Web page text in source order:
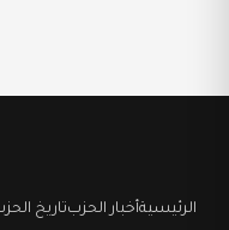
الرئيسيةأخبار الحزبتاريخ